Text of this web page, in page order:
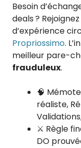
Besoin
deals ?
d’expérience
Propriossimo.
meilleur pare-
frauduleux.
🧠
réaliste,
⚔️ Règle
DO